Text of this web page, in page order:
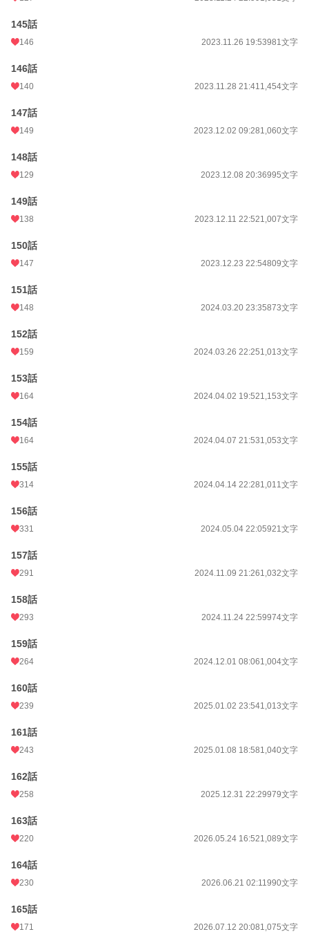
145話
146 2023.11.26 19:53981文字
146話
140 2023.11.28 21:411,454文字
147話
149 2023.12.02 09:281,060文字
148話
129 2023.12.08 20:36995文字
149話
138 2023.12.11 22:521,007文字
150話
147 2023.12.23 22:54809文字
151話
148 2024.03.20 23:35873文字
152話
159 2024.03.26 22:251,013文字
153話
164 2024.04.02 19:521,153文字
154話
164 2024.04.07 21:531,053文字
155話
314 2024.04.14 22:281,011文字
156話
331 2024.05.04 22:05921文字
157話
291 2024.11.09 21:261,032文字
158話
293 2024.11.24 22:59974文字
159話
264 2024.12.01 08:061,004文字
160話
239 2025.01.02 23:541,013文字
161話
243 2025.01.08 18:581,040文字
162話
258 2025.12.31 22:29979文字
163話
220 2026.05.24 16:521,089文字
164話
230 2026.06.21 02:11990文字
165話
171 2026.07.12 20:081,075文字